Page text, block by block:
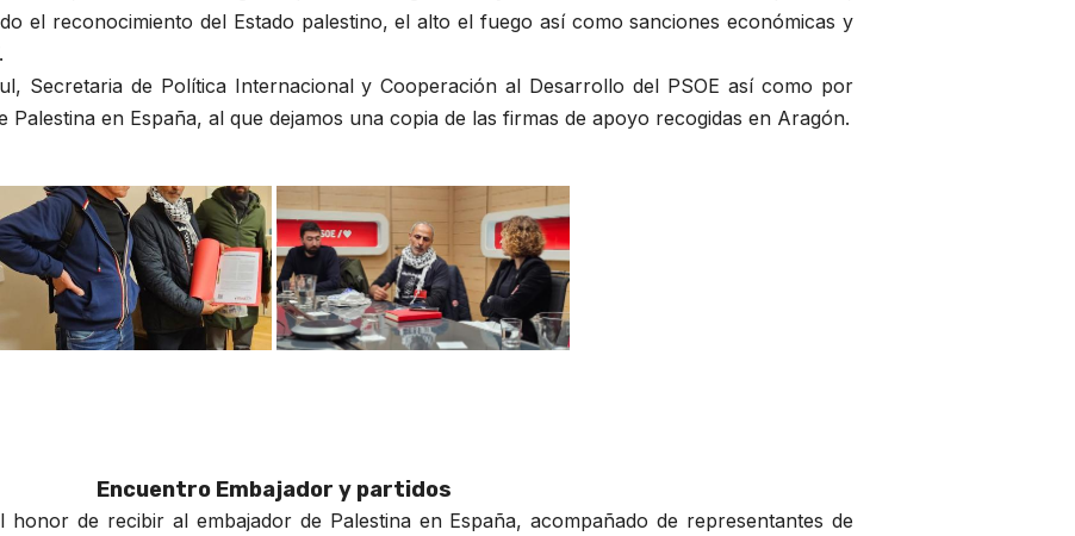
el reconocimiento del Estado palestino, el alto el fuego así como sanciones económicas y
Secretaria de Política Internacional y Cooperación al Desarrollo del PSOE así como por
Palestina en España, al que dejamos una copia de las firmas de apoyo recogidas en Aragón.
Encuentro Embajador y partidos
de recibir al embajador de Palestina en España, acompañado de representantes de